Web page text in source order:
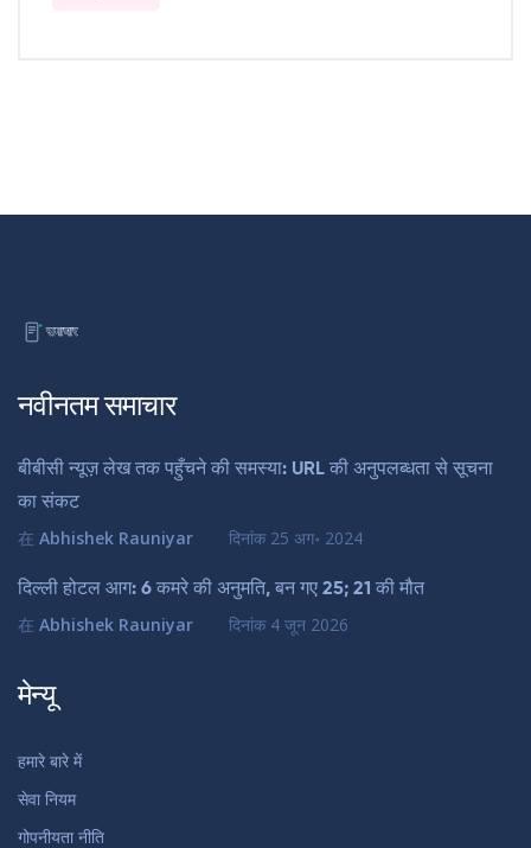
नवीनतम समाचार
बीबीसी न्यूज़ लेख तक पहुँचने की समस्या: URL की अनुपलब्धता से सूचना
का संकट
在 Abhishek Rauniyar दिनांक 25 अग॰ 2024
दिल्ली होटल आग: 6 कमरे की अनुमति, बन गए 25; 21 की मौत
在 Abhishek Rauniyar दिनांक 4 जून 2026
मेन्यू
हमारे बारे में
सेवा नियम
गोपनीयता नीति